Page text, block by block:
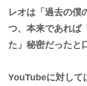
レオは「過去の僕
つ、本来であれば
た」秘密だったと
YouTubeに対して